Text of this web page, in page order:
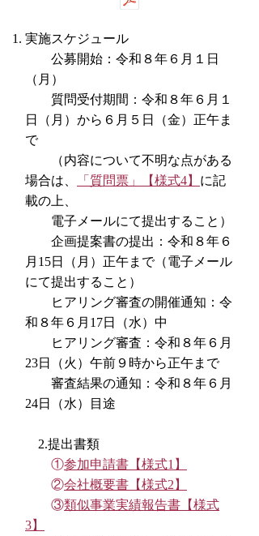
実施スケジュール
​ 公募開始：令和８年６月１日
（月）
質問受付期間：令和８年６月１
日（月）から６月５日（金）正午ま
で
（内容について不明な点がある
場合は、
「質問票」【様式4】 に記
載の上、
電子メールにて提出すること）
企画提案書の提出：令和８年６
月15日（月）正午まで（電子メール
にて提出すること）
ヒアリング審査の開催通知：令
和８年６月17日（水）中​
ヒアリング審査：令和８年６月
23日（火）午前９時から正午まで
​ 審査結果の通知：令和８年６月
24日（水）目途
2.提出書類​
①参加申請書【様式1】
②会社概要書【様式2】
③類似事業実績報告書【様式
3】